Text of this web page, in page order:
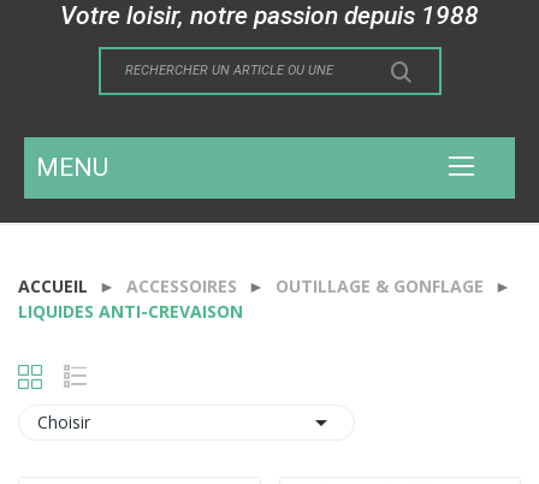
Votre loisir, notre passion depuis 1988
MENU
ACCUEIL ACCESSOIRES
OUTILLAGE & GONFLAGE
LIQUIDES ANTI-CREVAISON
Choisir 